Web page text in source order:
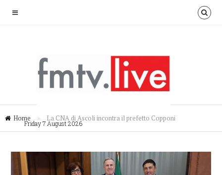
Friday 7 August 2026
Home » La CNA di Ascoli incontra il prefetto Copponi